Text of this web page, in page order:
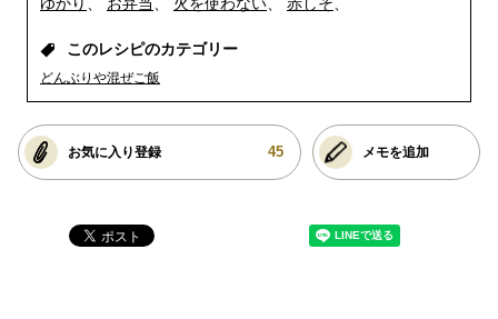
このレシピのカテゴリー
どんぶりや混ぜご飯
お気に入り登録 45 メモを追加